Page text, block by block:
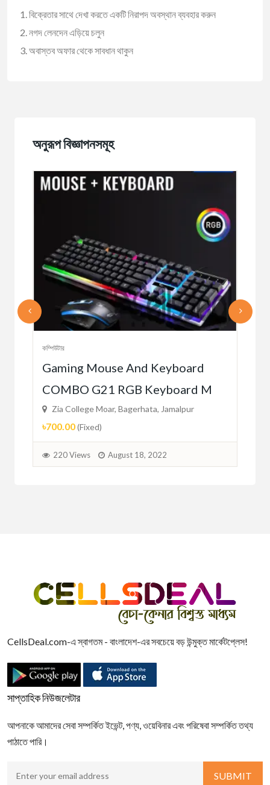
বিক্রেতার সাথে দেখা করতে একটি নিরাপদ অবস্থান ব্যবহার করুন
নগদ লেনদেন এড়িয়ে চলুন
অবাস্তব অফার থেকে সাবধান থাকুন
অনুরূপ বিজ্ঞাপনসমূহ
কম্পিউটার
Gaming Mouse And Keyboard
COMBO G21 RGB Keyboard M
Zia College Moar, Bagerhata, Jamalpur
৳700.00(Fixed)
220 Views August 18, 2022
CellsDeal.com-এ স্বাগতম - বাংলাদেশ-এর সবচেয়ে বড় উন্মুক্ত মার্কেটপ্লেস!
সাপ্তাহিক নিউজলেটার
আপনাকে আমাদের সেবা সম্পর্কিত ইভেন্ট, পণ্য, ওয়েবিনার এবং পরিষেবা সম্পর্কিত তথ্য
পাঠাতে পারি।